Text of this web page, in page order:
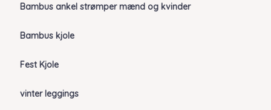
Bambus ankel strømper mænd og kvinder
Bambus kjole
Fest Kjole
vinter leggings